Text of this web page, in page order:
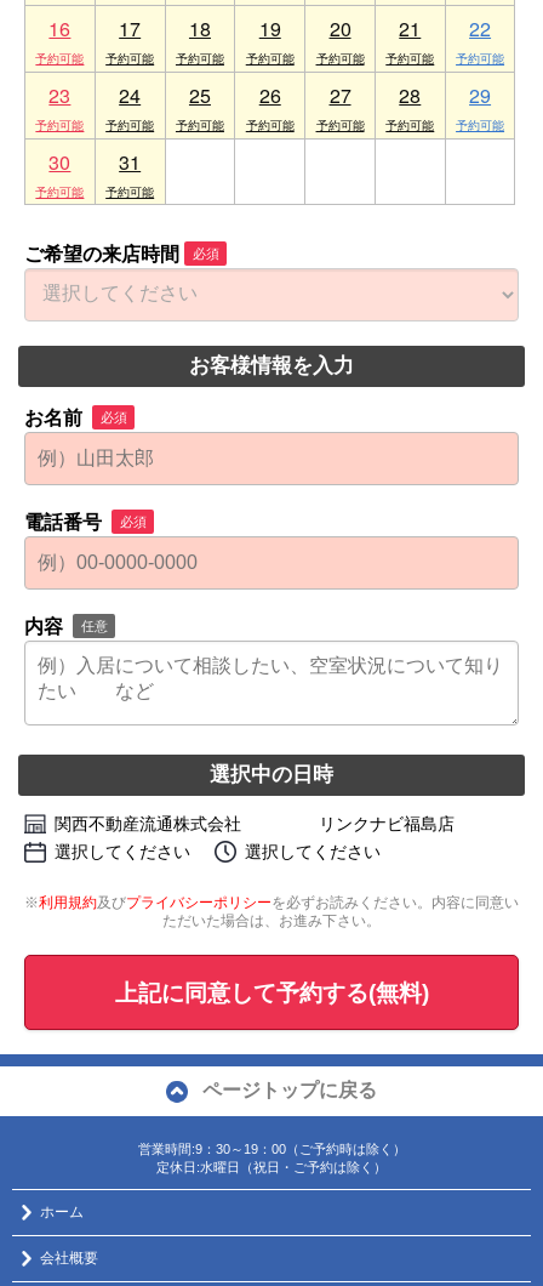
16 17 18 19 20 21 22
23 24 25 26 27 28 29
30 31
ご希望の来店時間 必須
お客様情報を入力
お名前 必須
電話番号 必須
内容 任意
選択中の日時
関西不動産流通株式会社 リンクナビ福島店
選択してください
選択してください
※利用規約及びプライバシーポリシーを必ずお読みください。内容に同意い
ただいた場合は、お進み下さい。
上記に同意して予約する(無料)
ページトップに戻る
営業時間:9：30～19：00（ご予約時は除く）
定休日:水曜日（祝日・ご予約は除く）
ホーム
会社概要